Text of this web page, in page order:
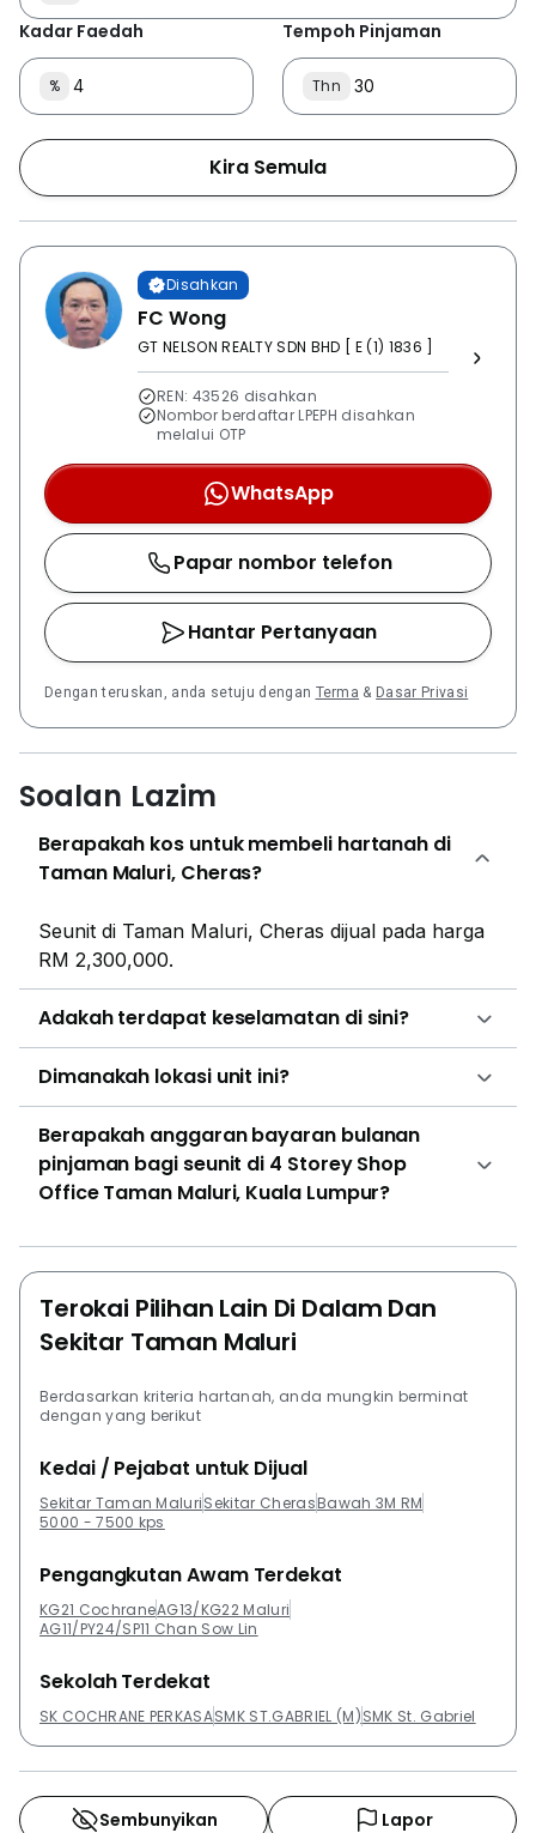
Kadar Faedah
%
Tempoh Pinjaman
Thn
Kira Semula
Disahkan
FC Wong
GT NELSON REALTY SDN BHD [ E (1) 1836 ]
REN: 43526 disahkan
Nombor berdaftar LPEPH disahkan
melalui OTP
WhatsApp
Papar nombor telefon
Hantar Pertanyaan
Dengan teruskan, anda setuju dengan Terma & Dasar Privasi
Soalan Lazim
Berapakah kos untuk membeli hartanah di
Taman Maluri, Cheras?
Seunit di Taman Maluri, Cheras dijual pada harga
RM 2,300,000.
Adakah terdapat keselamatan di sini?
Dimanakah lokasi unit ini?
Berapakah anggaran bayaran bulanan
pinjaman bagi seunit di 4 Storey Shop
Office Taman Maluri, Kuala Lumpur?
Terokai Pilihan Lain Di Dalam Dan
Sekitar Taman Maluri
Berdasarkan kriteria hartanah, anda mungkin berminat
dengan yang berikut
Kedai / Pejabat untuk Dijual
Sekitar Taman MaluriSekitar CherasBawah 3M RM
5000 - 7500 kps
Pengangkutan Awam Terdekat
KG21 CochraneAG13/KG22 Maluri
AG11/PY24/SP11 Chan Sow Lin
Sekolah Terdekat
SK COCHRANE PERKASASMK ST.GABRIEL (M)SMK St. Gabriel
Sembunyikan Lapor